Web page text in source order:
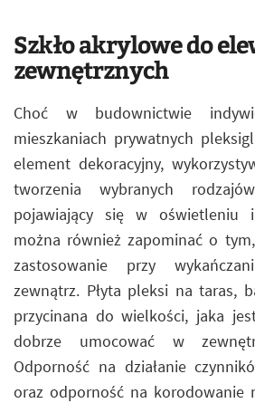
Szkło akrylowe do
zewnętrznych
Choć w budownictwie
mieszkaniach prywatnych
element dekoracyjny,
tworzenia wybranych
pojawiający się w oświetleniu
można również zapominać o
zastosowanie przy
zewnątrz. Płyta pleksi na taras,
przycinana do wielkości, jaka
dobrze umocować w
Odporność na działanie
oraz odporność na korodowanie